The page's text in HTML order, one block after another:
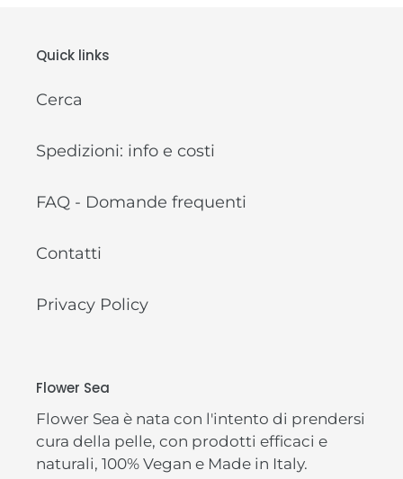
Quick links
Cerca
Spedizioni: info e costi
FAQ - Domande frequenti
Contatti
Privacy Policy
Flower Sea
Flower Sea è nata con l'intento di prendersi
cura della pelle, con prodotti efficaci e
naturali, 100% Vegan e Made in Italy.